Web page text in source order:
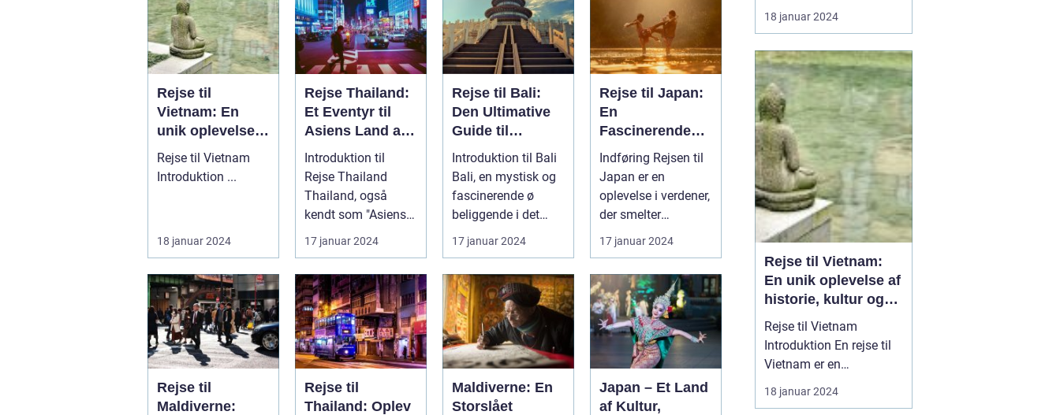
Rejse til
Vietnam: En
unik oplevelse
af historie,
kultur og
Rejse til Vietnam
Introduktion ...
18 januar 2024
Rejse Thailand:
Et Eventyr til
Asiens Land af
Smil
Introduktion til
Rejse Thailand
Thailand, også
kendt som "Asiens
Land af Smil," er en
destination m...
17 januar 2024
Rejse til Bali:
Den Ultimative
Guide til
Eventyrlystne
Rejsende
Introduktion til Bali
Bali, en mystisk og
fascinerende ø
beliggende i det
smukke Indonesien,
har læ...
17 januar 2024
Rejse til Japan:
En
Fascinerende
Dykkertur ind i
det Kejserlige
Øst
Indføring Rejsen til
Japan er en
oplevelse i verdener,
der smelter
sammen: fra det
traditionelle ti...
17 januar 2024
Rejse til
Maldiverne:
Rejse til
Thailand: Oplev
Maldiverne: En
Storslået
Japan – Et Land
af Kultur,
eksotiske destinationer,
er en Thailand-rejse et
sin enestående blanding
af naturskønhed,
kulturarv og venlige
lokalbefolkning er
Thailand blevet et
populært rejsemål for
tur...
18 januar 2024
Rejse til Vietnam:
En unik oplevelse af
historie, kultur og
naturskønhed
Rejse til Vietnam
Introduktion En rejse til
Vietnam er en
uforglemmelig oplevelse,
der ...
18 januar 2024